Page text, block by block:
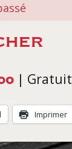
| Gratuit
Imprimer